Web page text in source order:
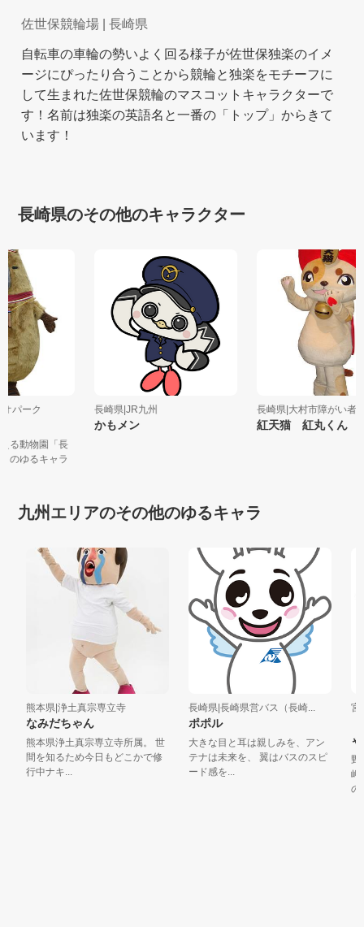
佐世保競輪場 | 長崎県
自転車の車輪の勢いよく回る様子が佐世保独楽のイメ
ージにぴったり合うことから競輪と独楽をモチーフに
して生まれた佐世保競輪のマスコットキャラクターで
す！名前は独楽の英語名と一番の「トップ」からきて
います！
長崎県のその他のキャラクター
オパーク
える動物園「長
」のゆるキャラ
長崎県|JR九州
かもメン
長崎県|大村市障がい
紅天猫 紅丸くん
九州エリアのその他のゆるキャラ
熊本県|浄土真宗専立寺
なみだちゃん
熊本県浄土真宗専立寺所属。 世
間を知るため今日もどこかで修
行中ナキ...
長崎県|長崎県営バス（長崎...
ポポル
大きな目と耳は親しみを、アン
テナは未来を、 翼はバスのスピ
ード感を...
宮
ゃ
野
岬
の